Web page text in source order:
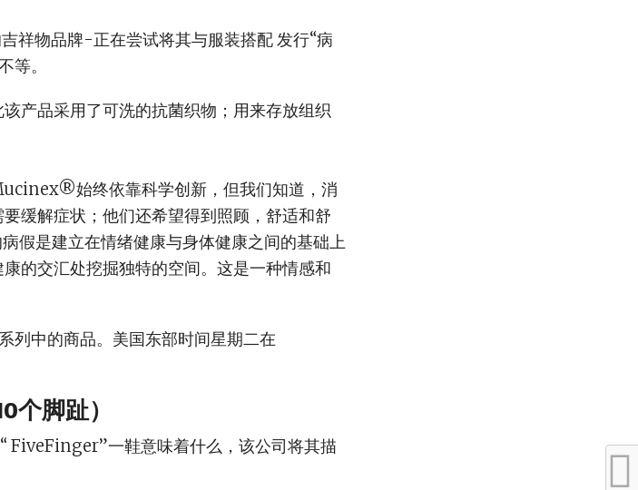
祥物品牌-正在尝试将其与服装搭配 发行“病
等。
产品采用了可洗的抗菌织物；用来存放组织
始终依靠科学创新，但我们知道，消
缓解症状；他们还希望得到照顾，舒适和舒
假是建立在情绪健康与身体健康之间的基础上
的交汇处挖掘独特的空间。这是一种情感和
列中的商品。美国东部时间星期二在
个脚趾）
一鞋意味着什么，该公司将其描